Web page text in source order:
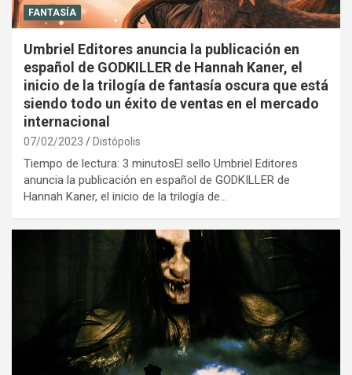
FANTASÍA
Umbriel Editores anuncia la publicación en
español de GODKILLER de Hannah Kaner, el
inicio de la trilogía de fantasía oscura que está
siendo todo un éxito de ventas en el mercado
internacional
07/02/2023 Distópolis
Tiempo de lectura: 3 minutosEl sello Umbriel Editores
anuncia la publicación en español de GODKILLER de
Hannah Kaner, el inicio de la trilogía de…